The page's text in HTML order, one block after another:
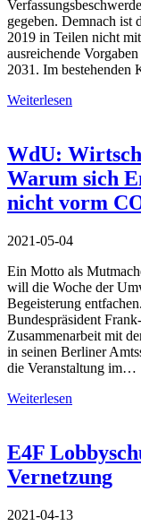
gegeben. Demnach ist
2019 in Teilen nicht
ausreichende
2031. Im bestehenden
Weiterlesen
WdU:
Warum sich
nicht vorm
2021-05-04
Ein Motto als
will die Woche der
Begeisterung
Bundespräsident
Zusammenarbeit mit
in seinen Berliner
die Veranstaltung im…
Weiterlesen
E4F
Vernetzung
2021-04-13